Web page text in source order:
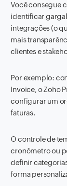
Você consegue
identificar
integrações (o
mais
clientes e
Por exemplo:
Invoice, o Zoho
configurar um
faturas.
O controle de
cronômetro ou
definir
forma